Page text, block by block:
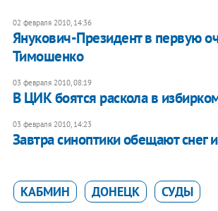
02 февраля 2010, 14:36
Янукович-Президент в первую
Тимошенко
03 февраля 2010, 08:19
В ЦИК боятся раскола в
03 февраля 2010, 14:23
Завтра синоптики обещают снег
КАБМИН ДОНЕЦК СУДЫ